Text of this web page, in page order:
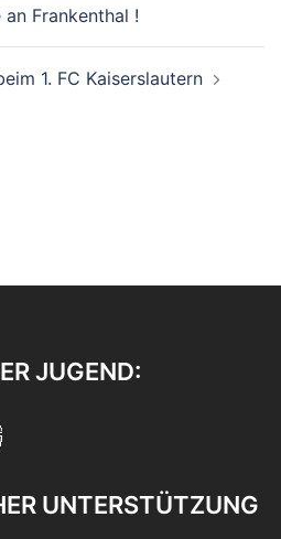
an Frankenthal !
1. FC Kaiserslautern
JUGEND:
UNTERSTÜTZUNG